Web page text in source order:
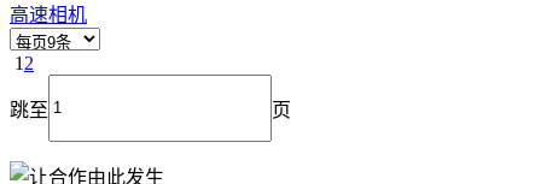
高速相机
1 2
跳至 页